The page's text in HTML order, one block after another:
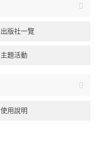
出版社一覽
主題活動
使用說明